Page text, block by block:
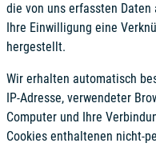
die von uns erfassten
Ihre Einwilligung eine
hergestellt.
Wir erhalten automatisch
IP-Adresse, verwendeter
Computer und Ihre
Cookies enthaltenen nicht-